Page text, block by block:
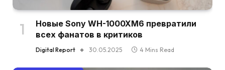
Новые Sony WH-1000XM6 превратили
всех фанатов в критиков
Digital Report 30.05.2025 4 Mins Read